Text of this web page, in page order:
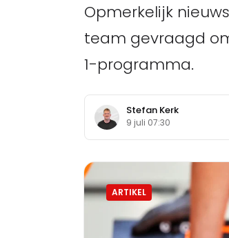
Opmerkelijk
team gevraagd
1-programma.
Stefan Kerk
9 juli 07:30
ARTIKEL